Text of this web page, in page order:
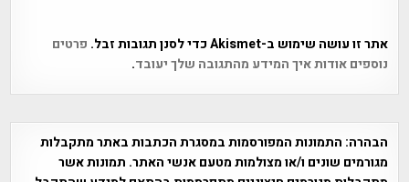
אתר זו עושה שימוש ב-Akismet כדי לסנן תגובות זבל.
פרטים
נוספים אודות איך המידע מהתגובה שלך יעובד.
הבהרה: התמונות המפורסמות במסגרת הכתבות באתר מתקבלות
מגורמים שונים ו/או מצולמות מטעם אנשי האתר. תמונות אשר